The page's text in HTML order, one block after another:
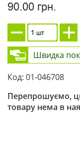
90.00 грн.
Швидка
Код: 01-046708
Перепрошуємо,
товару нема в